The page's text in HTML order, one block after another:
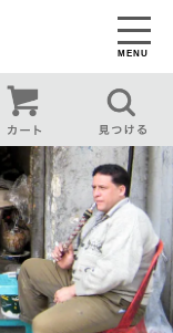
MENU